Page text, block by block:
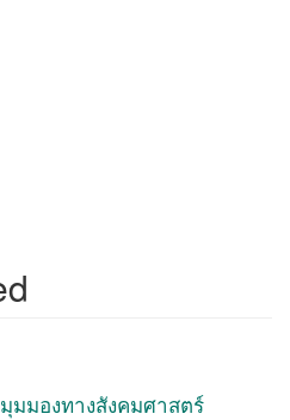
มมองทางสังคมศาสตร์